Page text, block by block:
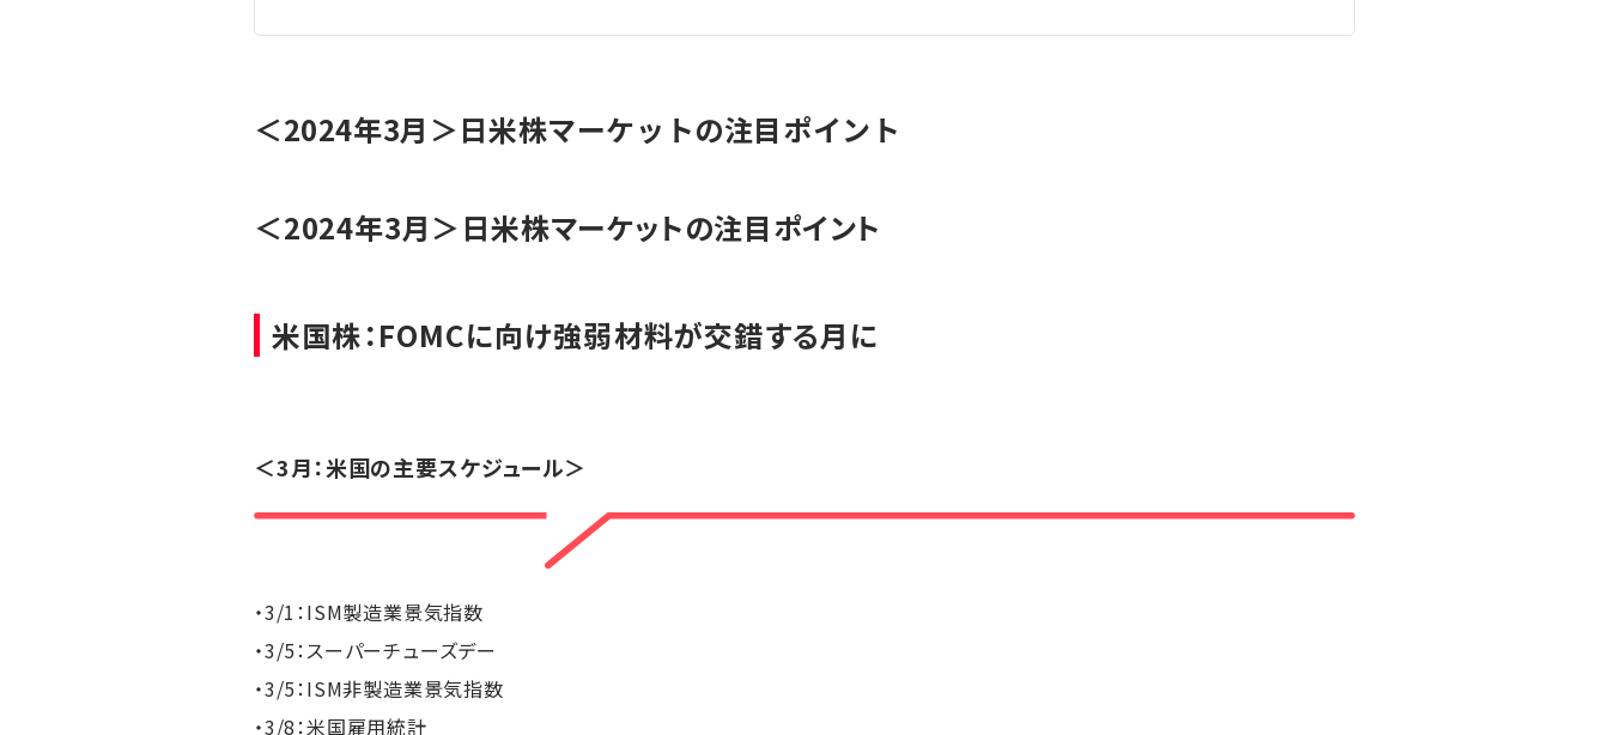
＜2024年3月＞日米株マーケットの注目ポイント
＜2024年3月＞日米株マーケットの注目ポイント
米国株：FOMCに向け強弱材料が交錯する月に
＜3月：米国の主要スケジュール＞
・3/1：ISM製造業景気指数
・3/5：スーパーチューズデー
・3/5：ISM非製造業景気指数
・3/8：米国雇用統計